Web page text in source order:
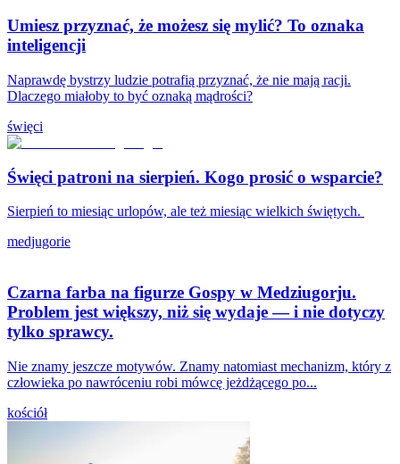
Umiesz przyznać, że możesz się mylić? To oznaka
inteligencji
Naprawdę bystrzy ludzie potrafią przyznać, że nie mają racji.
Dlaczego miałoby to być oznaką mądrości?
święci
Święci patroni na sierpień. Kogo prosić o wsparcie?
Sierpień to miesiąc urlopów, ale też miesiąc wielkich świętych.
medjugorie
Czarna farba na figurze Gospy w Medziugorju.
Problem jest większy, niż się wydaje — i nie dotyczy
tylko sprawcy.
Nie znamy jeszcze motywów. Znamy natomiast mechanizm, który z
człowieka po nawróceniu robi mówcę jeżdżącego po...
kościół